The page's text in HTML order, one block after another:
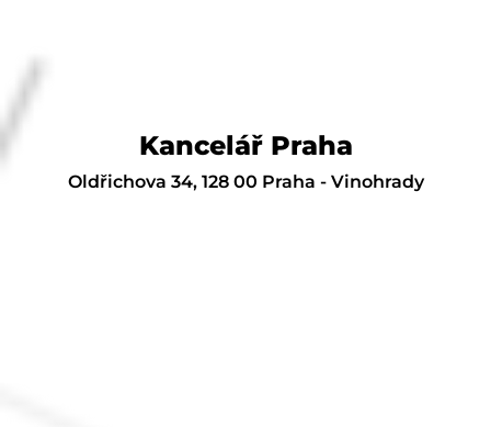
Kancelář Praha
Oldřichova 34, 128 00 Praha - Vinohrady